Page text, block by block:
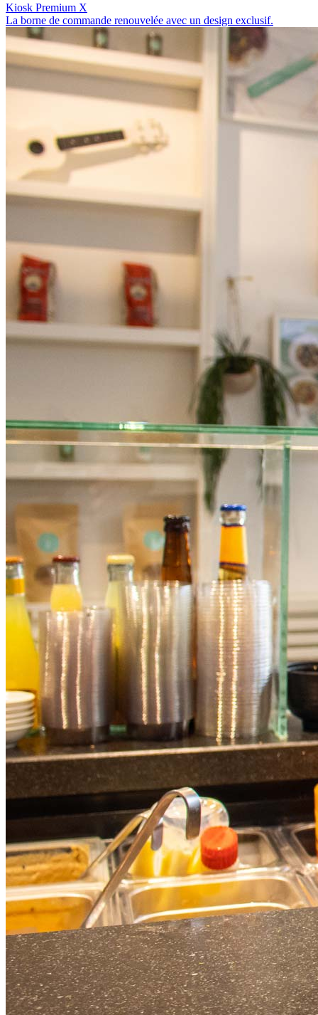
Kiosk Premium X
La borne de commande renouvelée avec un design exclusif.